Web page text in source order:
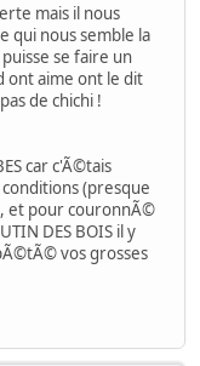
mais il nous
qui nous semble la
se faire un
ont aime ont le dit
de chichi !
car c'Ã©tais
(presque
et pour couronnÃ©
DES BOIS il y
vos grosses